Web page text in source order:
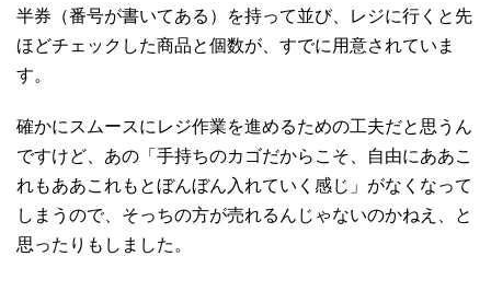
半券（番号が書いてある）を持って並び、レジに行くと先
ほどチェックした商品と個数が、すでに用意されていま
す。
確かにスムースにレジ作業を進めるための工夫だと思うん
ですけど、あの「手持ちのカゴだからこそ、自由にああこ
れもああこれもとぼんぼん入れていく感じ」がなくなって
しまうので、そっちの方が売れるんじゃないのかねえ、と
思ったりもしました。